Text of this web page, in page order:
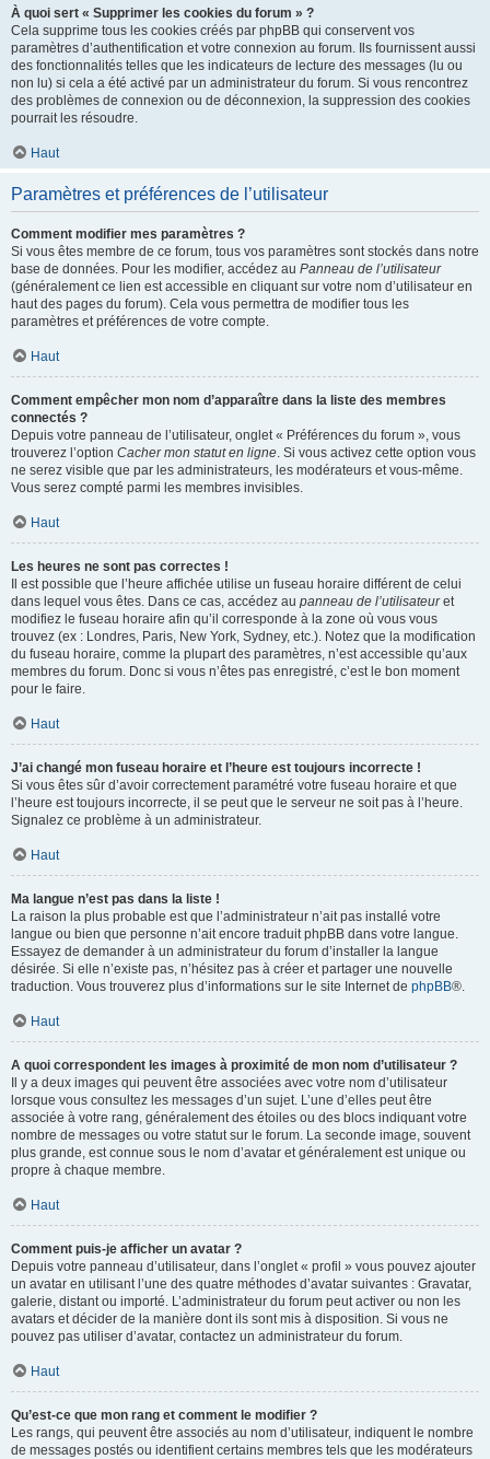
À quoi sert « Supprimer les cookies du forum » ?
Cela supprime tous les cookies créés par phpBB qui conservent vos
paramètres d’authentification et votre connexion au forum. Ils fournissent aussi
des fonctionnalités telles que les indicateurs de lecture des messages (lu ou
non lu) si cela a été activé par un administrateur du forum. Si vous rencontrez
des problèmes de connexion ou de déconnexion, la suppression des cookies
pourrait les résoudre.
Haut
Paramètres et préférences de l’utilisateur
Comment modifier mes paramètres ?
Si vous êtes membre de ce forum, tous vos paramètres sont stockés dans notre
base de données. Pour les modifier, accédez au Panneau de l’utilisateur
(généralement ce lien est accessible en cliquant sur votre nom d’utilisateur en
haut des pages du forum). Cela vous permettra de modifier tous les
paramètres et préférences de votre compte.
Haut
Comment empêcher mon nom d’apparaître dans la liste des membres
connectés ?
Depuis votre panneau de l’utilisateur, onglet « Préférences du forum », vous
trouverez l’option Cacher mon statut en ligne. Si vous activez cette option vous
ne serez visible que par les administrateurs, les modérateurs et vous-même.
Vous serez compté parmi les membres invisibles.
Haut
Les heures ne sont pas correctes !
Il est possible que l’heure affichée utilise un fuseau horaire différent de celui
dans lequel vous êtes. Dans ce cas, accédez au panneau de l’utilisateuret
modifiez le fuseau horaire afin qu’il corresponde à la zone où vous vous
trouvez (ex : Londres, Paris, New York, Sydney, etc.). Notez que la modification
du fuseau horaire, comme la plupart des paramètres, n’est accessible qu’aux
membres du forum. Donc si vous n’êtes pas enregistré, c’est le bon moment
pour le faire.
Haut
J’ai changé mon fuseau horaire et l’heure est toujours incorrecte !
Si vous êtes sûr d’avoir correctement paramétré votre fuseau horaire et que
l’heure est toujours incorrecte, il se peut que le serveur ne soit pas à l’heure.
Signalez ce problème à un administrateur.
Haut
Ma langue n’est pas dans la liste !
La raison la plus probable est que l’administrateur n’ait pas installé votre
langue ou bien que personne n’ait encore traduit phpBB dans votre langue.
Essayez de demander à un administrateur du forum d’installer la langue
désirée. Si elle n’existe pas, n’hésitez pas à créer et partager une nouvelle
traduction. Vous trouverez plus d’informations sur le site Internet de phpBB®.
Haut
A quoi correspondent les images à proximité de mon nom d’utilisateur ?
Il y a deux images qui peuvent être associées avec votre nom d’utilisateur
lorsque vous consultez les messages d’un sujet. L’une d’elles peut être
associée à votre rang, généralement des étoiles ou des blocs indiquant votre
nombre de messages ou votre statut sur le forum. La seconde image, souvent
plus grande, est connue sous le nom d’avatar et généralement est unique ou
propre à chaque membre.
Haut
Comment puis-je afficher un avatar ?
Depuis votre panneau d’utilisateur, dans l’onglet « profil » vous pouvez ajouter
un avatar en utilisant l’une des quatre méthodes d’avatar suivantes : Gravatar,
galerie, distant ou importé. L’administrateur du forum peut activer ou non les
avatars et décider de la manière dont ils sont mis à disposition. Si vous ne
pouvez pas utiliser d’avatar, contactez un administrateur du forum.
Haut
Qu’est-ce que mon rang et comment le modifier ?
Les rangs, qui peuvent être associés au nom d’utilisateur, indiquent le nombre
de messages postés ou identifient certains membres tels que les modérateurs